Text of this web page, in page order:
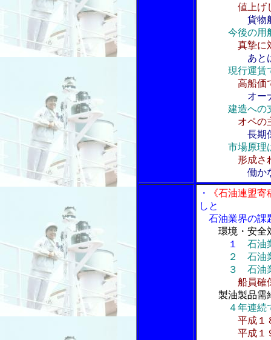
値上げ
貨物
今後の用
真摯に
あと
現行運賃
高船価
オー
建造への
オペの
長期
市場原理
形成さ
働か
・
《石油連盟寄
しと
石油業界の課
環境・安全
１
石油
２ 石油業界
３ 石油業界
船員確
製油製品需
４年連続
平成１
平成１９～